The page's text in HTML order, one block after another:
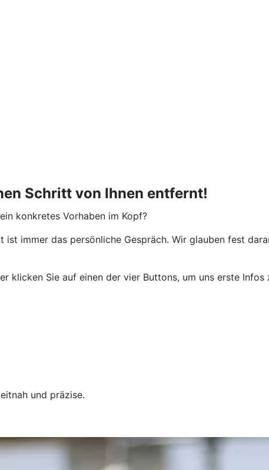
Schritt von Ihnen entfernt!
konkretes Vorhaben im Kopf?
immer das persönliche Gespräch. Wir glauben fest
klicken Sie auf einen der vier Buttons, um uns erste
und präzise.